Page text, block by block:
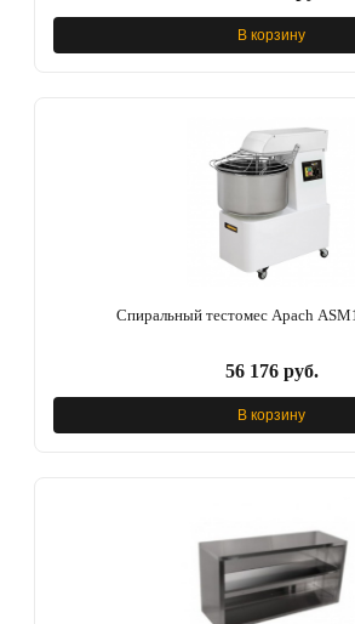
В корзину
Спиральный тестомес Apach
56 176 руб.
В корзину